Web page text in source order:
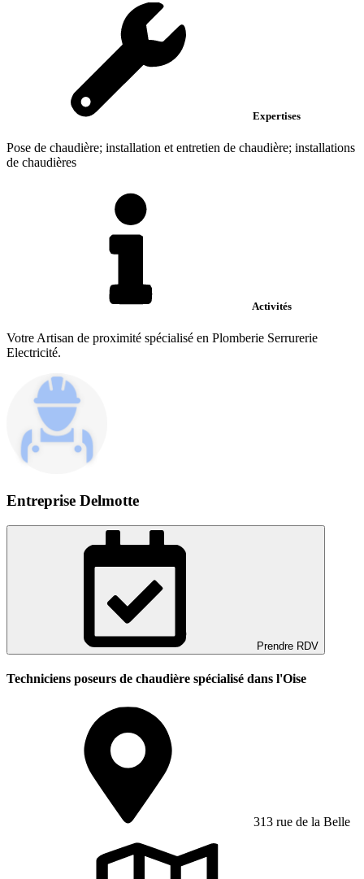
Expertises
Pose de chaudière; installation et entretien de chaudière; installations
de chaudières
Activités
Votre Artisan de proximité spécialisé en Plomberie Serrurerie
Electricité.
Entreprise Delmotte
Prendre RDV
Techniciens poseurs de chaudière spécialisé dans l'Oise
313 rue de la Belle